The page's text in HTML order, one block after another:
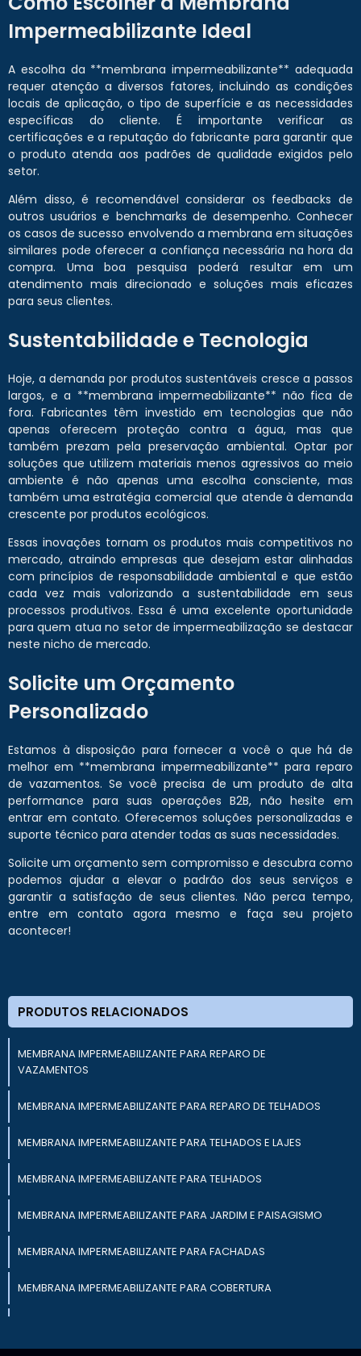
Impermeabilizante Ideal
A escolha da **membrana impermeabilizante** adequada
requer atenção a diversos fatores, incluindo as condições
locais de aplicação, o tipo de superfície e as necessidades
específicas do cliente. É importante verificar as
certificações e a reputação do fabricante para garantir que
o produto atenda aos padrões de qualidade exigidos pelo
setor.
Além disso, é recomendável considerar os feedbacks de
outros usuários e benchmarks de desempenho. Conhecer
os casos de sucesso envolvendo a membrana em situações
similares pode oferecer a confiança necessária na hora da
compra. Uma boa pesquisa poderá resultar em um
atendimento mais direcionado e soluções mais eficazes
para seus clientes.
Sustentabilidade e Tecnologia
Hoje, a demanda por produtos sustentáveis cresce a passos
largos, e a **membrana impermeabilizante** não fica de
fora. Fabricantes têm investido em tecnologias que não
apenas oferecem proteção contra a água, mas que
também prezam pela preservação ambiental. Optar por
soluções que utilizem materiais menos agressivos ao meio
ambiente é não apenas uma escolha consciente, mas
também uma estratégia comercial que atende à demanda
crescente por produtos ecológicos.
Essas inovações tornam os produtos mais competitivos no
mercado, atraindo empresas que desejam estar alinhadas
com princípios de responsabilidade ambiental e que estão
cada vez mais valorizando a sustentabilidade em seus
processos produtivos. Essa é uma excelente oportunidade
para quem atua no setor de impermeabilização se destacar
neste nicho de mercado.
Solicite um Orçamento
Personalizado
Estamos à disposição para fornecer a você o que há de
melhor em **membrana impermeabilizante** para reparo
de vazamentos. Se você precisa de um produto de alta
performance para suas operações B2B, não hesite em
entrar em contato. Oferecemos soluções personalizadas e
suporte técnico para atender todas as suas necessidades.
Solicite um orçamento sem compromisso e descubra como
podemos ajudar a elevar o padrão dos seus serviços e
garantir a satisfação de seus clientes. Não perca tempo,
entre em contato agora mesmo e faça seu projeto
acontecer!
PRODUTOS RELACIONADOS
MEMBRANA IMPERMEABILIZANTE PARA REPARO DE
VAZAMENTOS
MEMBRANA IMPERMEABILIZANTE PARA REPARO DE TELHADOS
MEMBRANA IMPERMEABILIZANTE PARA TELHADOS E LAJES
MEMBRANA IMPERMEABILIZANTE PARA TELHADOS
MEMBRANA IMPERMEABILIZANTE PARA JARDIM E PAISAGISMO
MEMBRANA IMPERMEABILIZANTE PARA FACHADAS
MEMBRANA IMPERMEABILIZANTE PARA COBERTURA